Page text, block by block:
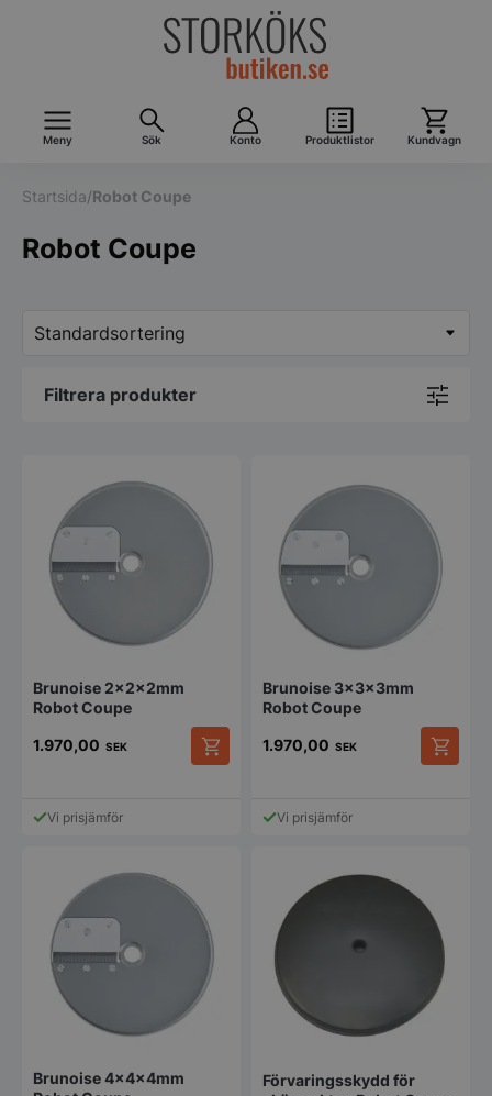
Meny Sök Konto Produktlistor Kundvagn
Startsida/Robot Coupe
Robot Coupe
Filtrera produkter
Brunoise 2x2x2mm
Robot Coupe
1.970,00 SEK
Vi prisjämför
Brunoise 3x3x3mm
Robot Coupe
1.970,00 SEK
Vi prisjämför
Brunoise 4x4x4mm
Förvaringsskydd för